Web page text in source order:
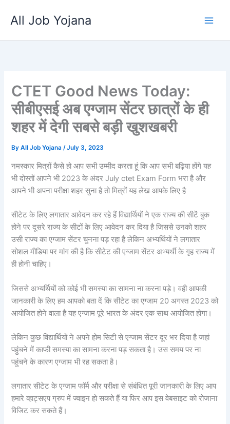
All Job Yojana
CTET Good News Today:
सीबीएसई अब एग्जाम सेंटर छात्रों के ही
शहर में देगी सबसे बड़ी खुशखबरी
ByAll Job Yojana/July 3, 2023
नमस्कार मित्रों कैसे हो आप सभी उम्मीद करता हूं कि आप सभी बढ़िया होंगे यह
भी दोस्तों आपने भी 2023 के अंदर July ctet Exam Form भरा है और
आपने भी अपना परीक्षा शहर सुना है तो मित्रों यह लेख आपके लिए है
सीटेट के लिए लगातार आवेदन कर रहे हैं विद्यार्थियों ने एक राज्य की सीटें बुक
होने पर दूसरे राज्य के सीटों के लिए आवेदन कर दिया है जिससे उनको शहर
उसी राज्य का एग्जाम सेंटर चुनना पड़ रहा है लेकिन अभ्यर्थियों ने लगातार
सोशल मीडिया पर मांग की है कि सीटेट की एग्जाम सेंटर अभ्यर्थी के गृह राज्य में
ही होनी चाहिए।
जिससे अभ्यर्थियों को कोई भी समस्या का सामना ना करना पड़े। वही आपकी
जानकारी के लिए हम आपको बता दें कि सीटेट का एग्जाम 20 अगस्त 2023 को
आयोजित होने वाला है यह एग्जाम पूरे भारत के अंदर एक साथ आयोजित होगा।
लेकिन कुछ विद्यार्थियों ने अपने होम सिटी से एग्जाम सेंटर दूर भर दिया है जहां
पहुंचने में काफी समस्या का सामना करना पड़ सकता है। उस समय पर ना
पहुंचने के कारण एग्जाम भी रह सकता है।
लगातार सीटेट के एग्जाम फॉर्म और परीक्षा से संबंधित पूरी जानकारी के लिए आप
हमारे व्हाट्सएप ग्रुप में ज्वाइन हो सकते हैं या फिर आप इस वेबसाइट को रोजाना
विजिट कर सकते हैं।